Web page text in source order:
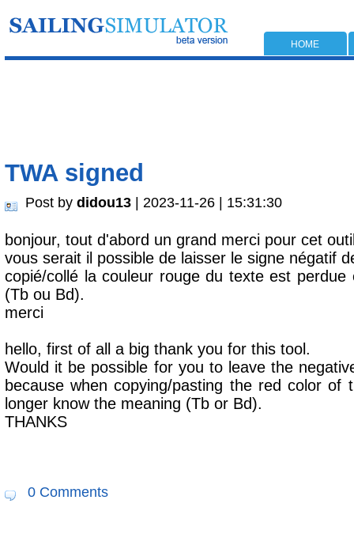
HOME
TWA signed
Post by didou13 | 2023-11-26 | 15:31:30
bonjour, tout d'abord un grand merci pour cet
vous serait il possible de laisser le signe négatif
copié/collé la couleur rouge du texte est
(Tb ou Bd).
merci
hello, first of all a big thank you for this tool.
Would it be possible for you to leave the
because when copying/pasting the red color
longer know the meaning (Tb or Bd).
THANKS
0 Comments